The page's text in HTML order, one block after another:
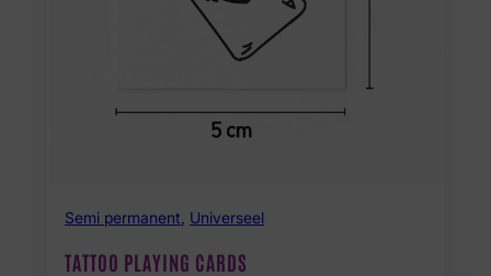
Semi permanent Universeel
TATTOO PLAYING CARDS